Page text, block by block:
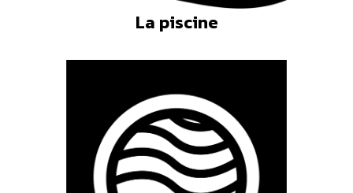
La piscine